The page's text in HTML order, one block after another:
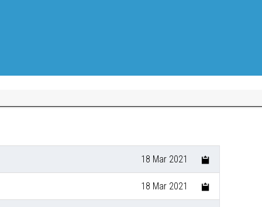
18 Mar 2021
18 Mar 2021